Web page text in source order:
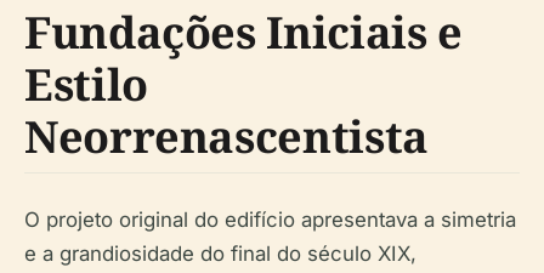
Fundações Iniciais e
Estilo
Neorrenascentista
O projeto original do edifício apresentava a simetria
e a grandiosidade do final do século XIX,